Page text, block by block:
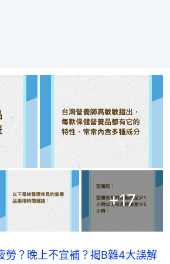
+17
勞？晚上不宜補？揭B雜4大誤解